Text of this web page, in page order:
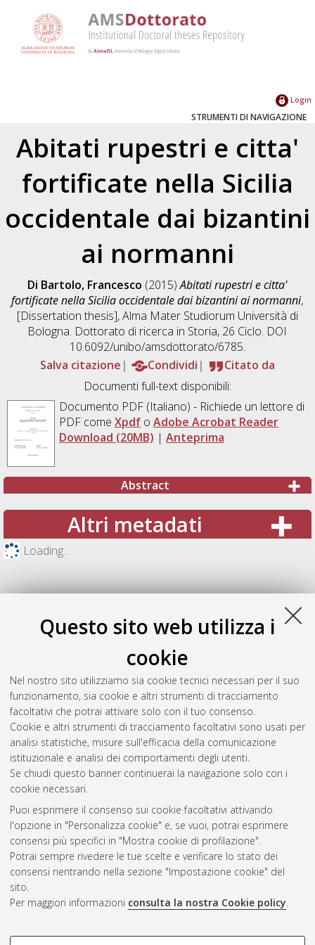
Questo sito web utilizza i
cookie
Nel nostro sito utilizziamo sia cookie tecnici necessari per il suo
funzionamento, sia cookie e altri strumenti di tracciamento
facoltativi che potrai attivare solo con il tuo consenso.
Cookie e altri strumenti di tracciamento facoltativi sono usati per
analisi statistiche, misure sull'efficacia della comunicazione
istituzionale e analisi dei comportamenti degli utenti.
Se chiudi questo banner continuerai la navigazione solo con i
cookie necessari.
Puoi esprimere il consenso sui cookie facoltativi attivando
l'opzione in "Personalizza cookie" e, se vuoi, potrai esprimere
consensi più specifici in "Mostra cookie di profilazione".
Potrai sempre rivedere le tue scelte e verificare lo stato dei
consensi rientrando nella sezione "Impostazione cookie" del
sito.
Per maggiori informazioni consulta la nostra Cookie policy.
COOKIE DI PROFILAZIONE -
Login
STRUMENTI DI NAVIGAZIONE
Abitati rupestri e citta'
fortificate nella Sicilia
occidentale dai bizantini
ai normanni
Di Bartolo, Francesco (2015)Abitati rupestri e citta'
fortificate nella Sicilia occidentale dai bizantini ai normanni,
[Dissertation thesis], Alma Mater Studiorum Università di
Bologna. Dottorato di ricerca in Storia, 26 Ciclo. DOI
10.6092/unibo/amsdottorato/6785.
Salva citazione
Condividi
Citato da
Documenti full-text disponibili:
Documento PDF(Italiano) - Richiede un lettore di
PDF come Xpdfo Adobe Acrobat Reader
Download (20MB) | Anteprima
Abstract
Altri metadati
Loading...
Gestione del documento:
Atom
Rss 1.0
Rss 2.0
ISSN: 2038-7946
Impostazioni Cookie